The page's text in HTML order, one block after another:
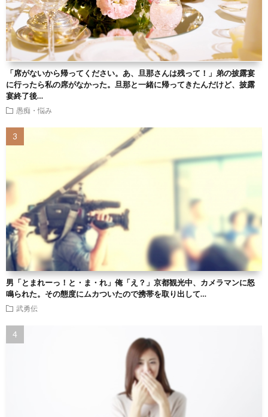
「席がないから帰ってください。あ、旦那さんは残って！」弟の披露宴
に行ったら私の席がなかった。旦那と一緒に帰ってきたんだけど、披露
宴終了後…
愚痴・悩み
男「とまれーっ！と・ま・れ」俺「え？」京都観光中、カメラマンに怒
鳴られた。その態度にムカついたので携帯を取り出して…
武勇伝